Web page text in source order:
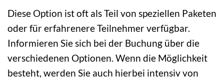
Diese Option ist oft als Teil von speziellen Paketen
oder für erfahrenere Teilnehmer verfügbar.
Informieren Sie sich bei der Buchung über die
verschiedenen Optionen. Wenn die Möglichkeit
besteht, werden Sie auch hierbei intensiv von